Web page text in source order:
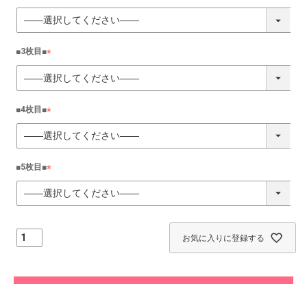
(
必
)
■3枚目■
(
必
須
)
■4枚目■
(
必
須
)
■5枚目■
(
必
須
お気に入りに登録する